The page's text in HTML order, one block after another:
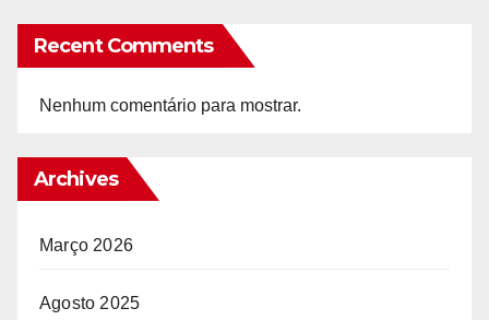
Recent Comments
Nenhum comentário para mostrar.
Archives
Março 2026
Agosto 2025